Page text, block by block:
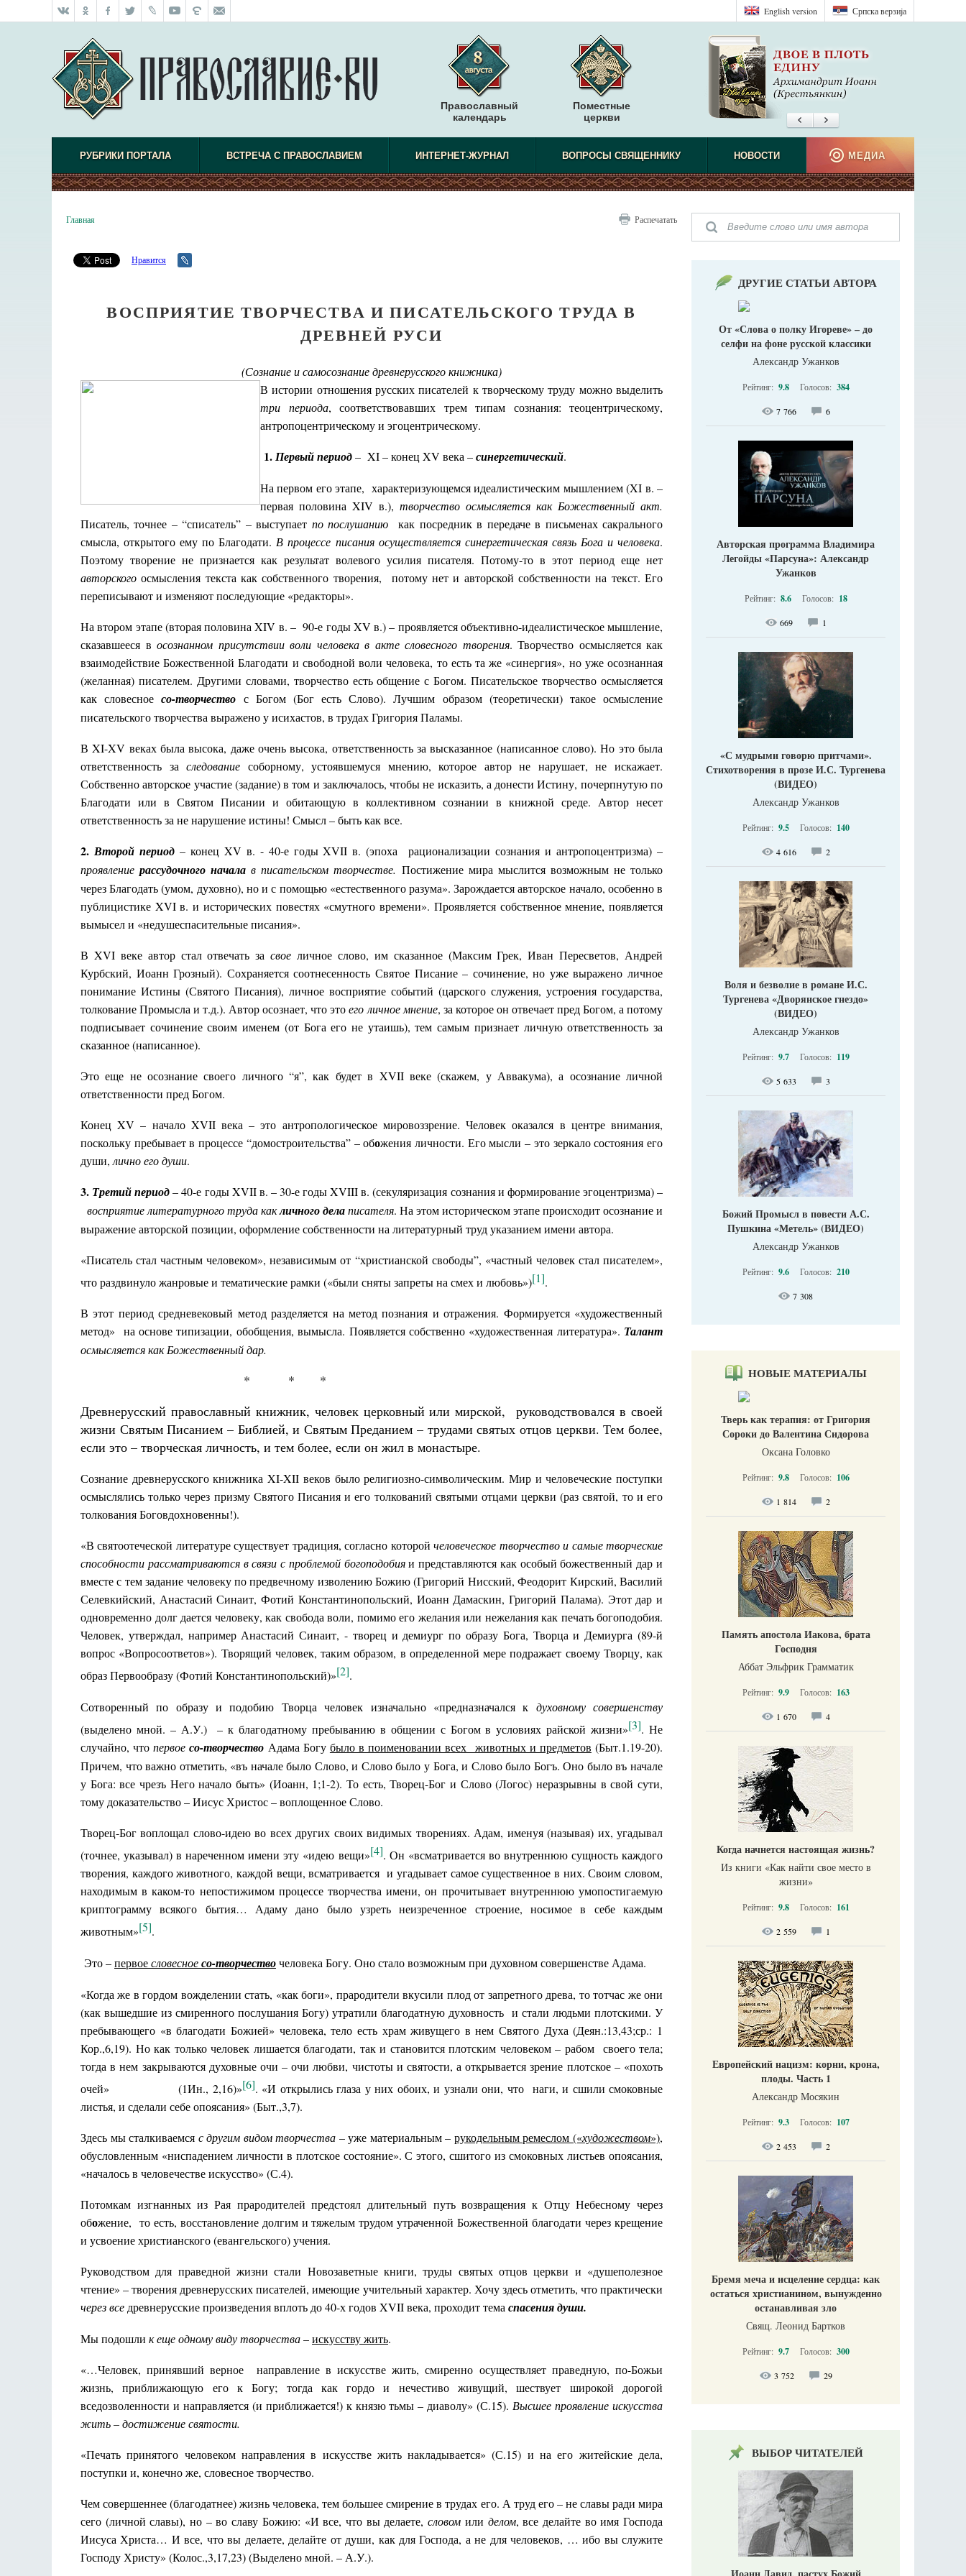
Српска верзиjа
English version
Православный
календарь
Поместные
церкви
РУБРИКИ ПОРТАЛА ВСТРЕЧА С ПРАВОСЛАВИЕМ ИНТЕРНЕТ-ЖУРНАЛ ВОПРОСЫ СВЯЩЕННИКУ НОВОСТИ МЕДИА
Главная Распечатать
Нравится
ВОСПРИЯТИЕ ТВОРЧЕСТВА И ПИСАТЕЛЬСКОГО ТРУДА В
ДРЕВНЕЙ РУСИ
(Сознание и самосознание древнерусского книжника)
В истории отношения русских писателей к творческому труду можно выделить
три периода, соответствовавших трем типам сознания: теоцентрическому,
антропоцентрическому и эгоцентрическому.
1.Первый период– XI ­– конец XV века –синергетический.
На первом его этапе, характеризующемся идеалистическим мышлением (XI в. –
первая половина XIV в.), творчество осмысляется как Божественный акт.
Писатель, точнее – “списатель” – выступает по послушанию как посредник в передаче в письменах сакрального
смысла, открытого ему по Благодати. В процессе писания осуществляется синергетическая связь Бога и человека.
Поэтому творение не признается как результат волевого усилия писателя. Потому-то в этот период еще нет
авторского осмысления текста как собственного творения, потому нет и авторской собственности на текст. Его
переписывают и изменяют последующие «редакторы».
На втором этапе (вторая половина XIV в. – 90-е годы XV в.) – проявляется объективно-идеалистическое мышление,
сказавшееся в осознанном присутствии воли человека в акте словесного творения. Творчество осмысляется как
взаимодействие Божественной Благодати и свободной воли человека, то есть та же «синергия», но уже осознанная
(желанная) писателем. Другими словами, творчество есть общение с Богом. Писательское творчество осмысляется
как словесноесо-творчество с Богом (Бог есть Слово). Лучшим образом (теоретически) такое осмысление
писательского творчества выражено у исихастов, в трудах Григория Паламы.
В XI-XV веках была высока, даже очень высока, ответственность за высказанное (написанное слово). Но это была
ответственность заследование соборному, устоявшемуся мнению, которое автор не нарушает, не искажает.
Собственно авторское участие (задание) в том и заключалось, чтобы не исказить, а донести Истину, почерпнутую по
Благодати или в Святом Писании и обитающую в коллективном сознании в книжной среде. Автор несет
ответственность за не нарушение истины! Смысл – быть как все.
2. Второй период– конец XV в. - 40-е годы XVII в. (эпоха рационализации сознания и антропоцентризма) –
проявлениерассудочного начала в писательском творчестве. Постижение мира мыслится возможным не только
через Благодать (умом, духовно), но и с помощью «естественного разума». Зарождается авторское начало, особенно в
публицистике XVI в. и исторических повестях «смутного времени». Проявляется собственное мнение, появляется
вымысел и «недушеспасительные писания».
В XVI веке автор стал отвечать засвое личное слово, им сказанное (Максим Грек, Иван Пересветов, Андрей
Курбский, Иоанн Грозный). Сохраняется соотнесенность Святое Писание – сочинение, но уже выражено личное
понимание Истины (Святого Писания), личное восприятие событий (царского служения, устроения государства,
толкование Промысла и т.д.). Автор осознает, что этоего личное мнение, за которое он отвечает пред Богом, а потому
подписывает сочинение своим именем (от Бога его не утаишь), тем самым признает личную ответственность за
сказанное (написанное).
Это еще не осознание своего личного “я”, как будет в XVII веке (скажем, у Аввакума), а осознание личной
ответственности пред Богом.
Конец XV – начало XVII века – это антропологическое мировоззрение. Человек оказался в центре внимания,
поскольку пребывает в процессе “домостроительства” – обожения личности. Его мысли – это зеркало состояния его
души, лично его души.
3. Третий период– 40-е годы XVII в. – 30-е годы XVIII в. (секуляризация сознания и формирование эгоцентризма) –
восприятие литературного труда какличного делаписателя. На этом историческом этапе происходит осознание и
выражение авторской позиции, оформление собственности на литературный труд указанием имени автора.
«Писатель стал частным человеком», независимым от “христианской свободы”, «частный человек стал писателем»,
что раздвинуло жанровые и тематические рамки («были сняты запреты на смех и любовь»)[1].
В этот период средневековый метод разделяется на метод познания и отражения. Формируется «художественный
метод» на основе типизации, обобщения, вымысла. Появляется собственно «художественная литература». Талант
осмысляется как Божественный дар.
* * *
Древнерусский православный книжник, человек церковный или мирской, руководствовался в своей
жизни Святым Писанием – Библией, и Святым Преданием – трудами святых отцов церкви. Тем более,
если это – творческая личность, и тем более, если он жил в монастыре.
Сознание древнерусского книжника XI-XII веков было религиозно-символическим. Мир и человеческие поступки
осмыслялись только через призму Святого Писания и его толкований святыми отцами церкви (раз святой, то и его
толкования Боговдохновенны!).
«В святоотеческой литературе существует традиция, согласно которойчеловеческое творчество и самые творческие
способности рассматриваются в связи с проблемой богоподобияи представляются как особый божественный дар и
вместе с тем задание человеку по предвечному изволению Божию (Григорий Нисский, Феодорит Кирский, Василий
Селевкийский, Анастасий Синаит, Фотий Константинопольский, Иоанн Дамаскин, Григорий Палама). Этот дар и
одновременно долг дается человеку, как свобода воли, помимо его желания или нежелания как печать богоподобия.
Человек, утверждал, например Анастасий Синаит, - творец и демиург по образу Бога, Творца и Демиурга (89-й
вопрос «Вопросоответов»). Творящий человек, таким образом, в определенной мере подражает своему Творцу, как
образ Первообразу (Фотий Константинопольский)»[2].
Сотворенный по образу и подобию Творца человек изначально «предназначался к духовному совершенству
(выделено мной. – А.У.) – к благодатному пребыванию в общении с Богом в условиях райской жизни»[3]. Не
случайно, чтопервое со-творчество Адама Богу было в поименовании всех животных и предметов (Быт.1.19-20).
Причем, что важно отметить, «въ начале было Слово, и Слово было у Бога, и Слово было Богъ. Оно было въ начале
у Бога: все чрезъ Него начало быть» (Иоанн, 1;1-2). То есть, Творец-Бог и Слово (Логос) неразрывны в свой сути,
тому доказательство – Иисус Христос – воплощенное Слово.
Творец-Бог воплощал слово-идею во всех других своих видимых творениях. Адам, именуя (называя) их, угадывал
(точнее, указывал) в нареченном имени эту «идею вещи»[4]. Он «всматривается во внутреннюю сущность каждого
творения, каждого животного, каждой вещи, всматривается и угадывает самое существенное в них. Своим словом,
находимым в каком-то непостижимом процессе творчества имени, он прочитывает внутреннюю умопостигаемую
криптограмму всякого бытия… Адаму дано было узреть неизреченное строение, носимое в себе каждым
животным»[5].
Это –первоесловесноесо-творчествочеловека Богу. Оно стало возможным при духовном совершенстве Адама.
«Когда же в гордом вожделении стать, «как боги», прародители вкусили плод от запретного древа, то тотчас же они
(как вышедшие из смиренного послушания Богу) утратили благодатную духовность и стали людьми плотскими. У
пребывающего «в благодати Божией» человека, тело есть храм живущего в нем Святого Духа (Деян.:13,43;ср.: 1
Кор.,6,19). Но как только человек лишается благодати, так и становится плотским человеком – рабом своего тела;
тогда в нем закрываются духовные очи – очи любви, чистоты и святости, а открывается зрение плотское – «похоть
очей» (1Ин., 2,16)»[6]. «И открылись глаза у них обоих, и узнали они, что наги, и сшили смоковные
листья, и сделали себе опоясания» (Быт.,3,7).
Здесь мы сталкиваемся с другим видом творчества – уже материальным – рукодельным ремеслом («художеством»),
обусловленным «ниспадением личности в плотское состояние». С этого, сшитого из смоковных листьев опоясания,
«началось в человечестве искусство» (С.4).
Потомкам изгнанных из Рая прародителей предстоял длительный путь возвращения к Отцу Небесному через
обожение, то есть, восстановление долгим и тяжелым трудом утраченной Божественной благодати через крещение
и усвоение христианского (евангельского) учения.
Руководством для праведной жизни стали Новозаветные книги, труды святых отцов церкви и «душеполезное
чтение» – творения древнерусских писателей, имеющие учительный характер. Хочу здесь отметить, что практически
через все древнерусские произведения вплоть до 40-х годов XVII века, проходит тема спасения души.
Мы подошли к еще одному виду творчества–искусству жить.
«…Человек, принявший верное направление в искусстве жить, смиренно осуществляет праведную, по-Божьи
жизнь, приближающую его к Богу; тогда как гордо и нечестиво живущий, шествует широкой дорогой
вседозволенности и направляется (и приближается!) к князю тьмы – диаволу» (С.15). Высшее проявление искусства
жить – достижение святости.
«Печать принятого человеком направления в искусстве жить накладывается» (С.15) и на его житейские дела,
поступки и, конечно же, словесное творчество.
Чем совершеннее (благодатнее) жизнь человека, тем большее смирение в трудах его. А труд его – не славы ради мира
сего (личной славы), но – во славу Божию: «И все, что вы делаете,словом или делом, все делайте во имя Господа
Иисуса Христа… И все, что вы делаете, делайте от души, как для Господа, а не для человеков, … ибо вы служите
Господу Христу» (Колос.,3,17,23) (Выделено мной. – А.У.).
ДРУГИЕ СТАТЬИ АВТОРА
От «Слова о полку Игореве» – до
селфи на фоне русской классики
Александр Ужанков
Рейтинг: 9.8 Голосов: 384
7 766 6
Авторская программа Владимира
Легойды «Парсуна»: Александр
Ужанков
Рейтинг: 8.6 Голосов: 18
669 1
«С мудрыми говорю притчами».
Стихотворения в прозе И.С. Тургенева
(ВИДЕО)
Александр Ужанков
Рейтинг: 9.5 Голосов: 140
4 616 2
Воля и безволие в романе И.С.
Тургенева «Дворянское гнездо»
(ВИДЕО)
Александр Ужанков
Рейтинг: 9.7 Голосов: 119
5 633 3
Божий Промысл в повести А.С.
Пушкина «Метель» (ВИДЕО)
Александр Ужанков
Рейтинг: 9.6 Голосов: 210
7 308
НОВЫЕ МАТЕРИАЛЫ
Тверь как терапия: от Григория
Сороки до Валентина Сидорова
Оксана Головко
Рейтинг: 9.8 Голосов: 106
1 814 2
Память апостола Иакова, брата
Господня
Аббат Эльфрик Грамматик
Рейтинг: 9.9 Голосов: 163
1 670 4
Когда начнется настоящая жизнь?
Из книги «Как найти свое место в
жизни​»
Рейтинг: 9.8 Голосов: 161
2 559 1
Европейский нацизм: корни, крона,
плоды. Часть 1
Александр Мосякин
Рейтинг: 9.3 Голосов: 107
2 453 2
Бремя меча и исцеление сердца: как
остаться христианином, вынужденно
останавливая зло
Свящ. Леонид Бартков
Рейтинг: 9.7 Голосов: 300
3 752 29
ВЫБОР ЧИТАТЕЛЕЙ